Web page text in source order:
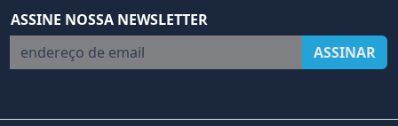
ASSINE NOSSA NEWSLETTER
endereço de email
ASSINAR